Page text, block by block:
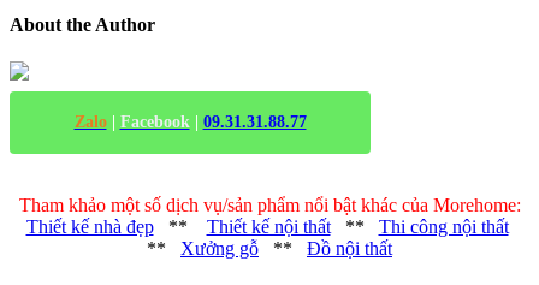
About the Author
Zalo| Facebook| 09.31.31.88.77
Tham khảo một số dịch vụ/sản phẩm nổi bật khác của Morehome:
Thiết kế nhà đẹp** Thiết kế nội thất** Thi công nội thất
** Xưởng gỗ ** Đồ nội thất